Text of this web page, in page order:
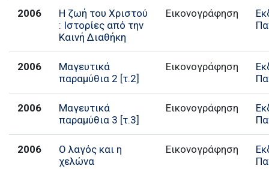
2006
Η ζωή του Χριστού
: Ιστορίες από την
Καινή Διαθήκη
Εικονογράφηση
2006
Μαγευτικά
παραμύθια 2 [τ.2]
Εικονογράφηση
2006
Μαγευτικά
παραμύθια 3 [τ.3]
Εικονογράφηση
2006
Ο λαγός και η
χελώνα
Εικονογράφηση